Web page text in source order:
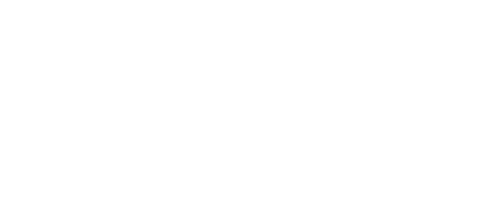
od komentarzy pełnych wsparcia i wzruszenia.
widowiskowe efekty czy sceniczne show, ale
artystom podczas występów. Właśnie dlatego